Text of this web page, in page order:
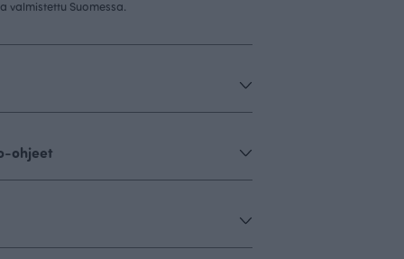
valmistettu Suomessa.
ohjeet